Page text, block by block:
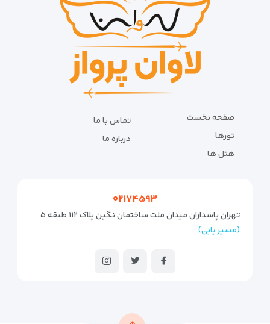
صفحه نخست
تورها
هتل ها
تماس با ما
درباره ما
۰۲۱۷۴۵۹۳
تهران پاسداران میدان ملت ساختمان نگین پلاک ۱۱۲ طبقه ۵
(مسیر یابی)